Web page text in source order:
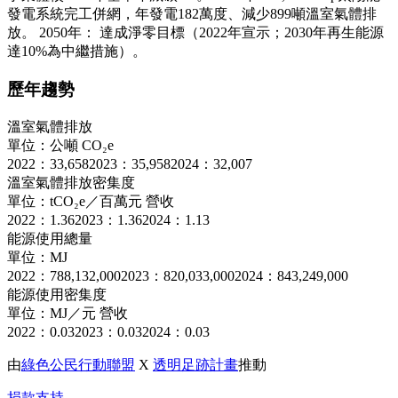
發電系統完工併網，年發電182萬度、減少899噸溫室氣體排
放。 2050年： 達成淨零目標（2022年宣示；2030年再生能源
達10%為中繼措施）。
歷年趨勢
溫室氣體排放
單位：公噸 CO₂e
2022：33,6582023：35,9582024：32,007
溫室氣體排放密集度
單位：tCO₂e／百萬元 營收
2022：1.362023：1.362024：1.13
能源使用總量
單位：MJ
2022：788,132,0002023：820,033,0002024：843,249,000
能源使用密集度
單位：MJ／元 營收
2022：0.032023：0.032024：0.03
由綠色公民行動聯盟 X 透明足跡計畫推動